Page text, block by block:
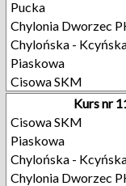
Pucka
Chylonia Dworzec
Chylońska -
Piaskowa
Cisowa SKM
Kurs nr
Cisowa SKM
Piaskowa
Chylońska -
Chylonia Dworzec